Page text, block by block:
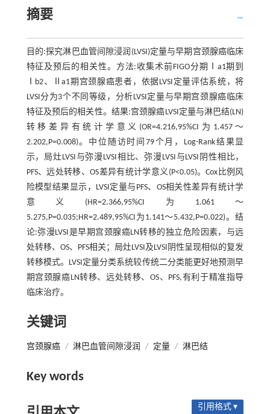
摘要
目的:探究淋巴血管间隙浸润(LVSI)定量与早期宫颈腺癌临床
特征及预后的相关性。方法:收集术前FIGO分期Ⅰa1期到
Ⅰb2、Ⅱa1期宫颈腺癌患者，依据LVSI定量评估系统，将
LVSI分为3个不同等级，分析LVSI定量与早期宫颈腺癌临床
特征及预后的相关性。结果:宫颈腺癌LVSI定量与淋巴结(LN)
转移差异有统计学意义(OR=4.216,95%CI为1.457～
2.202,P=0.008)。中位随访时间79个月，Log-Rank结果显
示，局灶LVSI与弥漫LVSI相比、弥漫LVSI与LVSI阴性相比，
PFS、远处转移、OS差异有统计学意义(P<0.05)。Cox比例风
险模型结果显示，LVSI定量与PFS、OS相关性差异有统计学
意义(HR=2.366,95%CI为1.061～
5.275,P=0.035;HR=2.489,95%CI为1.141～5.432,P=0.022)。结
论:弥漫LVSI是早期宫颈腺癌LN转移的独立危险因素，与远
处转移、OS、PFS相关；局灶LVSI及LVSI阴性呈现相似的复发
转移模式。LVSI定量分类系统较传统二分类能更好地预测早
期宫颈腺癌LN转移、远处转移、OS、PFS,有利于精准指导
临床治疗。
关键词
宫颈腺癌 / 淋巴血管间隙浸润 / 定量 / 淋巴结
Key words
引用格式 ▾